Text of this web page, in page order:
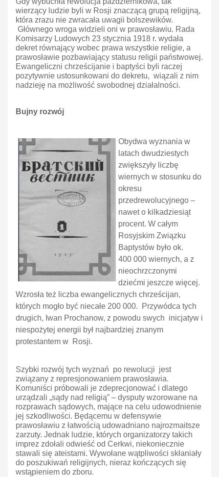
wierzący ludzie byli w Rosji znaczącą grupą religijną,
która zrazu nie zwracała uwagii bolszewików.
Głównego wroga widzieli oni w prawosławiu. Rada
Komisarzy Ludowych 23 stycznia 1918 r. wydała
dekret równający wobec prawa wszystkie religie, a
prawosławie pozbawiający statusu religii państwowej.
Ewangeliczni chrześcijanie i baptyści byli raczej
pozytywnie ustosunkowani do dekretu, wiązali z nim
nadzieję na możliwość swobodnej działalności.
Bujny rozwój
Obydwa wyznania w
latach dwudziestych
zwiększyły liczbę
wiernych w stosunku do
okresu
przedrewolucyjnego –
nawet o kilkadziesiąt
procent. W całym
Rosyjskim Związku
Baptystów było ok.
400 000 wiernych, a z
nieochrzczonymi
dziećmi jeszcze więcej.
Wzrosła też liczba ewangelicznych chrześcijan,
których mogło być niecałe 200 000. Przywódca tych
drugich, Iwan Prochanow, z powodu swych inicjatyw i
niespożytej energii był najbardziej znanym
protestantem w Rosji.
Szybki rozwój tych wyznań po rewolucji jest
związany z represjonowaniem prawosławia.
Komuniści próbowali je zdeprecjonować i dlatego
urządzali „sądy nad religią” – dysputy wzorowane na
rozprawach sądowych, mające na celu udowodnienie
jej szkodliwości. Będącemu w defensywie
prawosławiu z łatwością udowadniano najrozmaitsze
zarzuty. Jednak ludzie, których organizatorzy takich
imprez zdołali odwieść od Cerkwi, niekoniecznie
stawali się ateistami. Wywołane wątpliwości skłaniały
do poszukiwań religijnych, nieraz kończących się
wstąpieniem do zboru.